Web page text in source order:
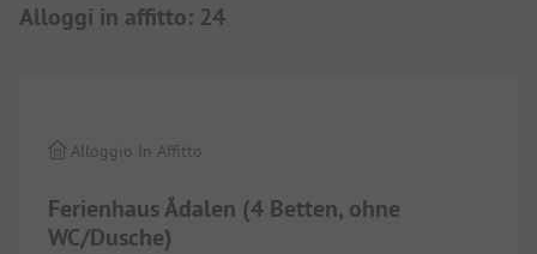
Alloggi in affitto: 24
Ferienhaus Ådalen (4 Betten, ohne
WC/Dusche)
Alloggio In Affitto